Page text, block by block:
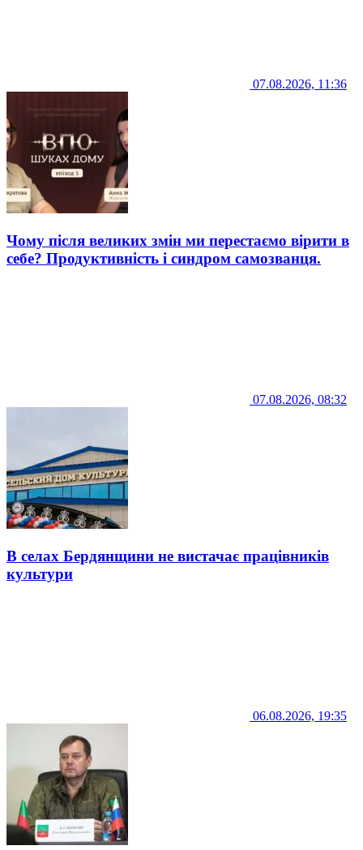
07.08.2026, 11:36
Чому після великих змін ми перестаємо вірити в
себе? Продуктивність і синдром самозванця.
07.08.2026, 08:32
В селах Бердянщини не вистачає працівників
культури
06.08.2026, 19:35